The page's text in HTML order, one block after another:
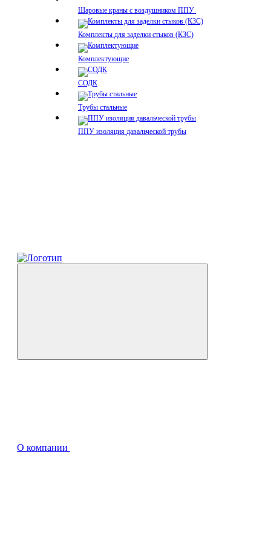
Шаровые краны с воздушником ППУ
Комплекты для заделки стыков (КЗС)
Комплектующие
СОДК
Трубы стальные
ППУ изоляция давальческой трубы
О компании